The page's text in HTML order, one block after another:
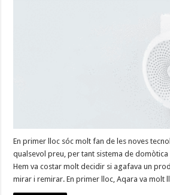
En primer lloc sóc molt fan de les noves
qualsevol preu, per tant sistema de domòtica
Hem va costar molt decidir si agafava un
mirar i remirar. En primer lloc, Aqara va molt